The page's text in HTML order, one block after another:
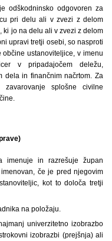
odškodninsko odgovoren za
pri delu ali v zvezi z delom
ki jo na delu ali v zvezi z delom
upravi tretji osebi, so nasproti
ustanoviteljice, v imenu
v pripadajočem deležu,
dela in finančnim načrtom. Za
splošne civilne
imenuje in razrešuje župan
če je pred njegovim
kot to določa tretji
na položaju.
univerzitetno izobrazbo
izobrazbi (prejšnja) ali